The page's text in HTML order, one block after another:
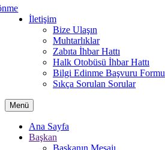
İletişim
Bize Ulaşın
Muhtarlıklar
Zabıta İhbar Hattı
Halk Otobüsü İhbar Hattı
Bilgi Edinme Başvuru Formu
Sıkça Sorulan Sorular
Menü
Ana Sayfa
Başkan
Başkanın Mesajı